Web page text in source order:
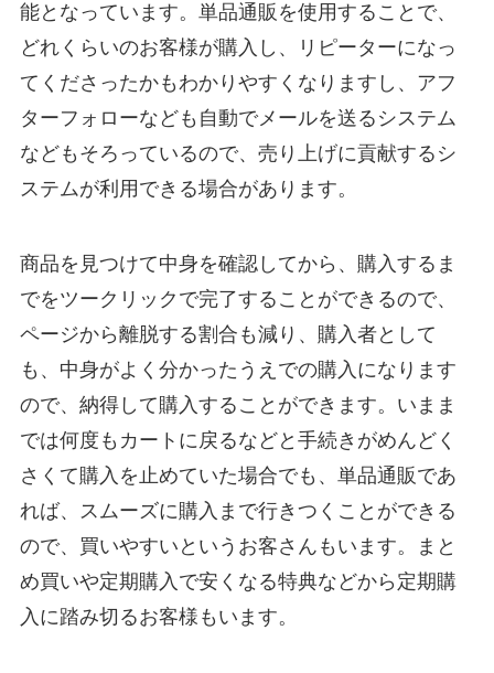
能となっています。単品通販を使用することで、
どれくらいのお客様が購入し、リピーターになっ
てくださったかもわかりやすくなりますし、アフ
ターフォローなども自動でメールを送るシステム
などもそろっているので、売り上げに貢献するシ
ステムが利用できる場合があります。
商品を見つけて中身を確認してから、購入するま
でをツークリックで完了することができるので、
ページから離脱する割合も減り、購入者として
も、中身がよく分かったうえでの購入になります
ので、納得して購入することができます。いまま
では何度もカートに戻るなどと手続きがめんどく
さくて購入を止めていた場合でも、単品通販であ
れば、スムーズに購入まで行きつくことができる
ので、買いやすいというお客さんもいます。まと
め買いや定期購入で安くなる特典などから定期購
入に踏み切るお客様もいます。